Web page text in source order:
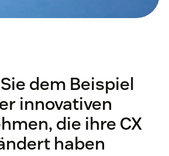
dem Beispiel
innovativen
die ihre CX
haben